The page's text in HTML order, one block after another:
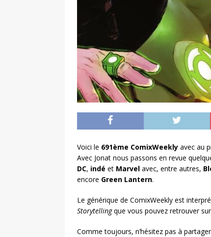
Voici le 691ème ComixWeekly avec au
Avec Jonat nous passons en revue
DC, indé et Marvel avec, entre autres,
encore Green Lantern.
Le générique de ComixWeekly est
Storytellingque vous pouvez retrouver
Comme toujours, n’hésitez pas à